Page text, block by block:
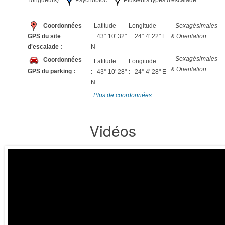
Coordonnées
GPS du site
d'escalade :
Latitude
: 43° 10' 32"
N
Longitude
: 24° 4' 22" E
Sexagésimales
& Orientation
Coordonnées
GPS du parking :
Latitude
: 43° 10' 28"
N
Longitude
: 24° 4' 28" E
Sexagésimales
& Orientation
Plus de coordonnées
Vidéos